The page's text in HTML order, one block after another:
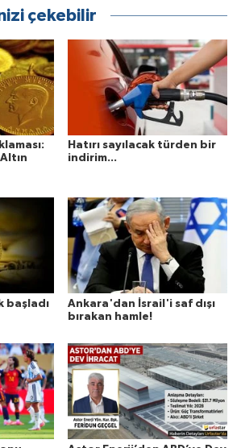
çekebilir
Hatırı sayılacak türden bir
indirim...
başladı
Ankara'dan İsrail'i saf dışı
bırakan hamle!